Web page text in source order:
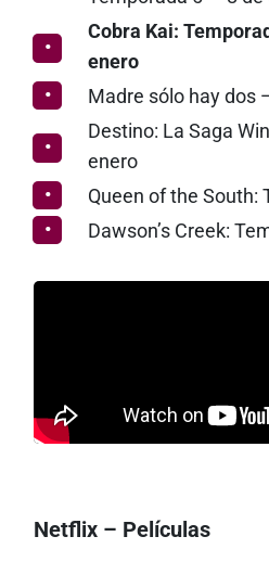
Cobra Kai:
enero
Madre sólo hay dos
Destino: La Saga
enero
Queen of the South:
Dawson’s Creek:
Netflix – Películas